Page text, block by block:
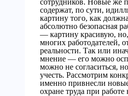
сотрудников. Новые же
содержат, по сути,
картину того, как
абсолютно безопасная
— картину красивую,
многих работодателей,
реальности. Так или
мнение — его можно
можно не согласиться,
учесть. Рассмотрим
именно привнесли
охране труда при работе